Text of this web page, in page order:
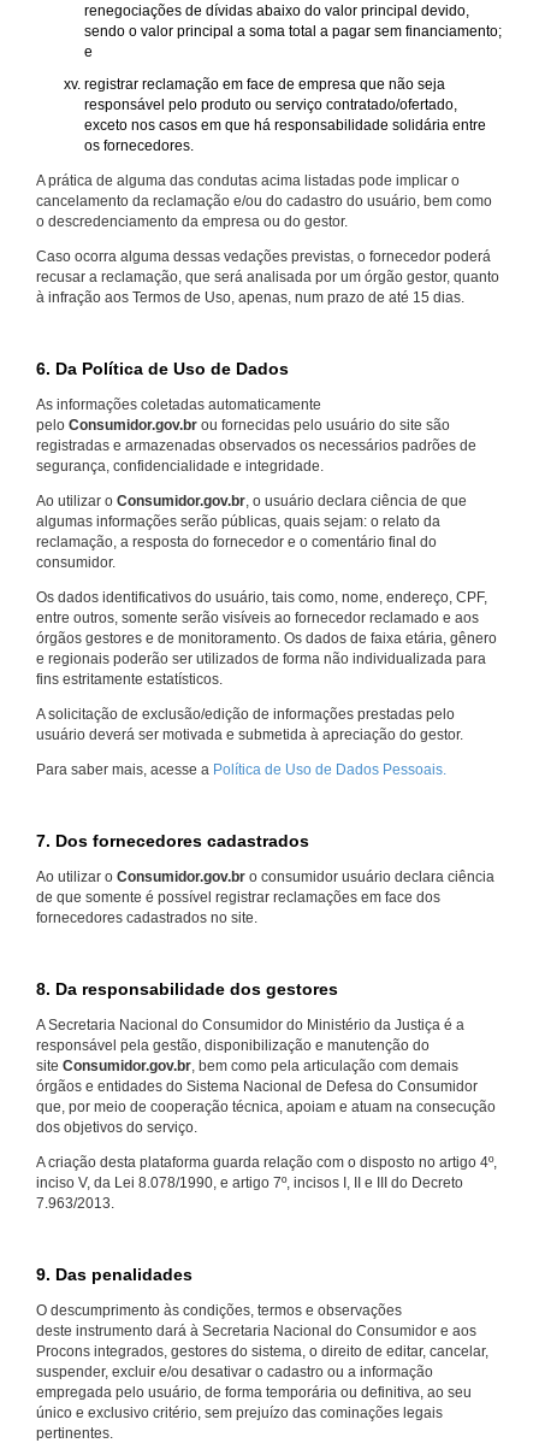
renegociações de dívidas abaixo do valor principal devido,
sendo o valor principal a soma total a pagar sem financiamento;
e
registrar reclamação em face de empresa que não seja
responsável pelo produto ou serviço contratado/ofertado,
exceto nos casos em que há responsabilidade solidária entre
os fornecedores.
A prática de alguma das condutas acima listadas pode implicar o
cancelamento da reclamação e/ou do cadastro do usuário, bem como
o descredenciamento da empresa ou do gestor.
Caso ocorra alguma dessas vedações previstas, o fornecedor poderá
recusar a reclamação, que será analisada por um órgão gestor, quanto
à infração aos Termos de Uso, apenas, num prazo de até 15 dias.
6. Da Política de Uso de Dados
As informações coletadas automaticamente
pelo Consumidor.gov.br ou fornecidas pelo usuário do site são
registradas e armazenadas observados os necessários padrões de
segurança, confidencialidade e integridade.
Ao utilizar o Consumidor.gov.br , o usuário declara ciência de que
algumas informações serão públicas, quais sejam: o relato da
reclamação, a resposta do fornecedor e o comentário final do
consumidor.
Os dados identificativos do usuário, tais como, nome, endereço, CPF,
entre outros, somente serão visíveis ao fornecedor reclamado e aos
órgãos gestores e de monitoramento. Os dados de faixa etária, gênero
e regionais poderão ser utilizados de forma não individualizada para
fins estritamente estatísticos.
A solicitação de exclusão/edição de informações prestadas pelo
usuário deverá ser motivada e submetida à apreciação do gestor.
Para saber mais, acesse a Política de Uso de Dados Pessoais.
7. Dos fornecedores cadastrados
Ao utilizar o Consumidor.gov.br o consumidor usuário declara ciência
de que somente é possível registrar reclamações em face dos
fornecedores cadastrados no site.
8. Da responsabilidade dos gestores
A Secretaria Nacional do Consumidor do Ministério da Justiça é a
responsável pela gestão, disponibilização e manutenção do
site Consumidor.gov.br, bem como pela articulação com demais
órgãos e entidades do Sistema Nacional de Defesa do Consumidor
que, por meio de cooperação técnica, apoiam e atuam na consecução
dos objetivos do serviço.
A criação desta plataforma guarda relação com o disposto no artigo 4º,
inciso V, da Lei 8.078/1990, e artigo 7º, incisos I, II e III do Decreto
7.963/2013.
9. Das penalidades
O descumprimento às condições, termos e observações
deste instrumento dará à Secretaria Nacional do Consumidor e aos
Procons integrados, gestores do sistema, o direito de editar, cancelar,
suspender, excluir e/ou desativar o cadastro ou a informação
empregada pelo usuário, de forma temporária ou definitiva, ao seu
único e exclusivo critério, sem prejuízo das cominações legais
pertinentes.